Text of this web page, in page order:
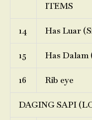
ITEMS
14 Has Luar
15 Has
16 Rib eye
DAGING SAPI